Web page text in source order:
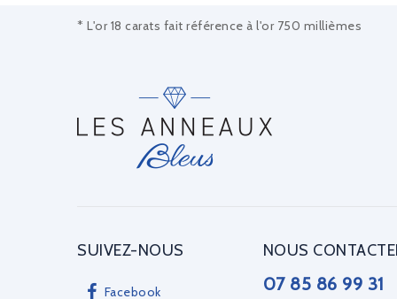
* L'or 18 carats fait référence à l'or 750 millièmes
SUIVEZ-NOUS
Facebook
NOUS
07 85 86 99 31